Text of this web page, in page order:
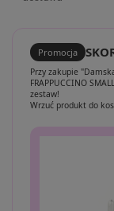
Promocja
Przy zakupie
FRAPPUCCINO
zestaw!
Wrzuć produkt do